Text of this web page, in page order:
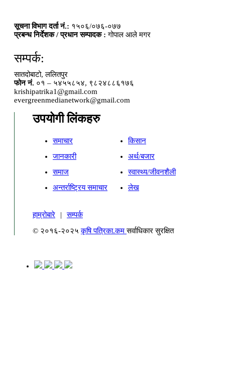
सूचना विभाग दर्ता नं.: १५०६/०७६-०७७
प्रबन्ध निर्देशक / प्रधान सम्पादक : गोपाल आले मगर
सम्पर्क:
सातदोबाटो, ललितपुर
फोन नं. ०१ – ५४५५८५४, ९८२४८८६१७६
krishipatrika1@gmail.com
evergreenmedianetwork@gmail.com
उपयोगी लिंकहरु
समाचार
किसान
जानकारी
अर्थ/बजार
समाज
स्वास्थ्य/जीवनशैली
अन्तर्राष्ट्रिय समाचार
लेख
हाम्रोबारे |
सम्पर्क
© २०१६-२०२५कृषि पत्रिका.कमसर्वाधिकार सुरक्षित